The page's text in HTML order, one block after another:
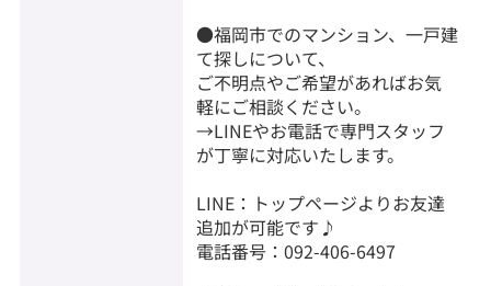
●福岡市でのマンション、一戸建
て探しについて、
ご不明点やご希望があればお気
軽にご相談ください。
→LINEやお電話で専門スタッフ
が丁寧に対応いたします。
LINE：トップページよりお友達
追加が可能です♪
電話番号：092-406-6497